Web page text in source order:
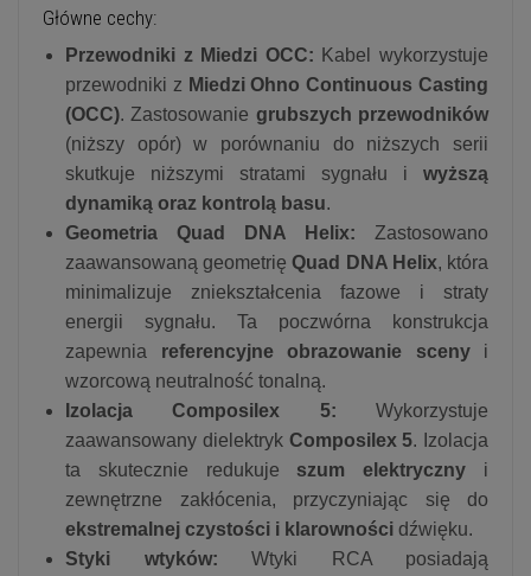
Główne cechy:
Przewodniki z Miedzi OCC: Kabel wykorzystuje
przewodniki z Miedzi Ohno Continuous Casting
(OCC). Zastosowanie grubszych przewodników
(niższy opór) w porównaniu do niższych serii
skutkuje niższymi stratami sygnału i wyższą
dynamiką oraz kontrolą basu.
Geometria Quad DNA Helix: Zastosowano
zaawansowaną geometrięQuad DNA Helix, która
minimalizuje zniekształcenia fazowe i straty
energii sygnału. Ta poczwórna konstrukcja
zapewnia referencyjne obrazowanie scenyi
wzorcową neutralność tonalną.
Izolacja Composilex 5: Wykorzystuje
zaawansowany dielektryk Composilex 5. Izolacja
ta skutecznie redukuje szum elektryczny i
zewnętrzne zakłócenia, przyczyniając się do
ekstremalnej czystości i klarowności dźwięku.
Styki wtyków: Wtyki RCA posiadają